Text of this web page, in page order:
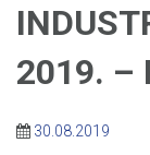
2019. –
30.08.2019